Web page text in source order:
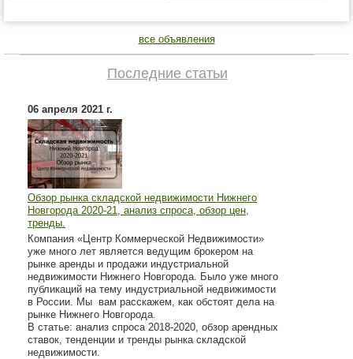
все объявления
Последние статьи
06 апреля 2021 г.
Обзор рынка складской недвижимости Нижнего
Новгорода 2020-21, анализ спроса, обзор цен,
тренды.
Компания «Центр Коммерческой Недвижимости»
уже много лет является ведущим брокером на
рынке аренды и продажи индустриальной
недвижимости Нижнего Новгорода. Было уже много
публикаций на тему индустриальной недвижимости
в России. Мы вам расскажем, как обстоят дела на
рынке Нижнего Новгорода.
В статье: анализ спроса 2018-2020, обзор арендных
ставок, тенденции и тренды рынка складской
недвижимости.